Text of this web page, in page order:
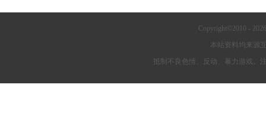
Copyright©2010 -
本站资料均来源
抵制不良色情、反动、暴力游戏。